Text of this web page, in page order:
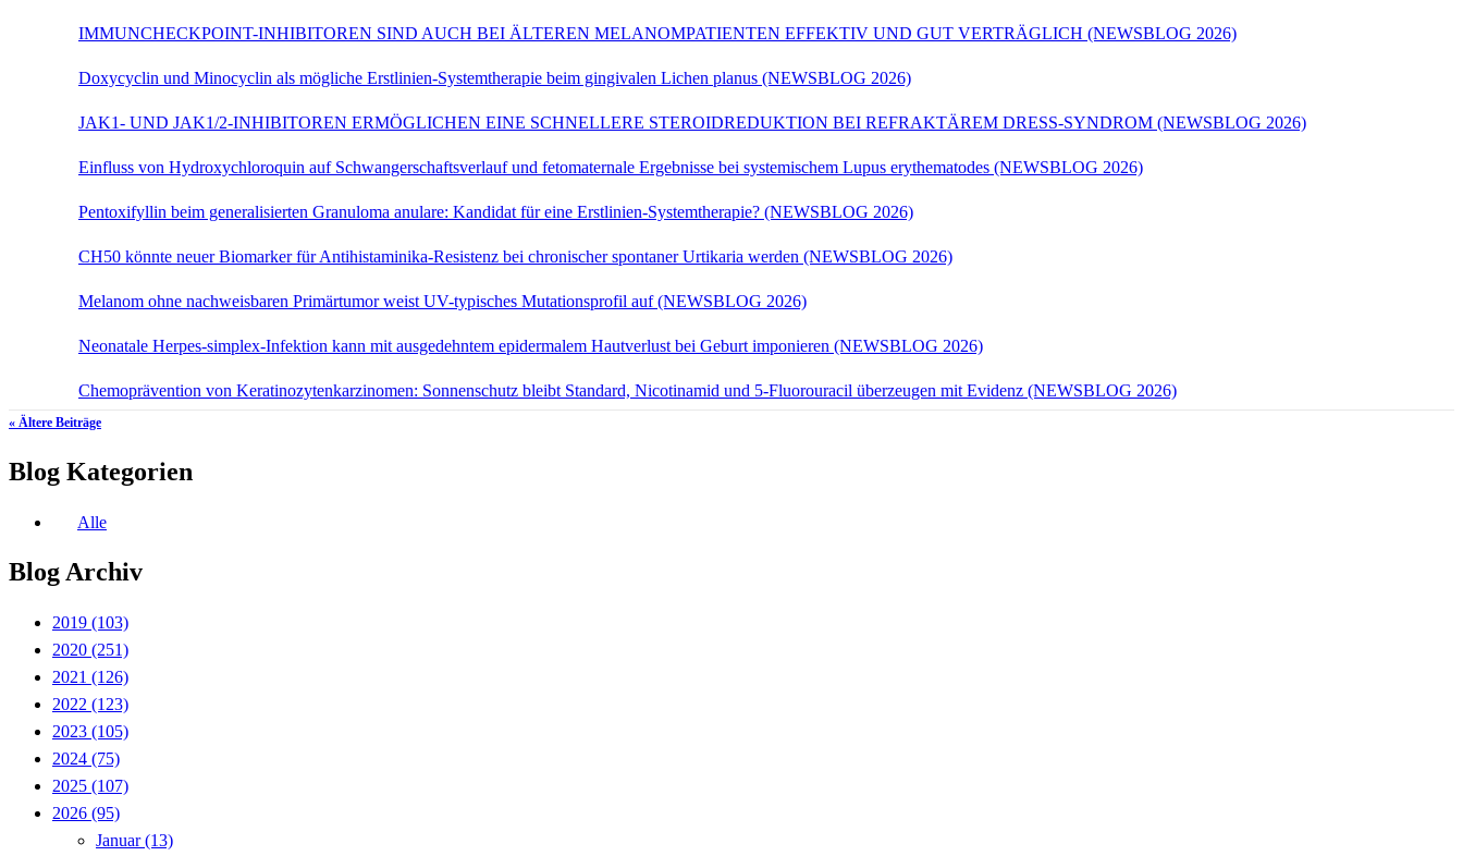
IMMUNCHECKPOINT-INHIBITOREN SIND AUCH BEI ÄLTEREN MELANOMPATIENTEN EFFEKTIV UND GUT VERTRÄGLICH (NEWSBLOG 2026)
Doxycyclin und Minocyclin als mögliche Erstlinien-Systemtherapie beim gingivalen Lichen planus (NEWSBLOG 2026)
JAK1- UND JAK1/2-INHIBITOREN ERMÖGLICHEN EINE SCHNELLERE STEROIDREDUKTION BEI REFRAKTÄREM DRESS-SYNDROM (NEWSBLOG 2026)
Einfluss von Hydroxychloroquin auf Schwangerschaftsverlauf und fetomaternale Ergebnisse bei systemischem Lupus erythematodes (NEWSBLOG 2026)
Pentoxifyllin beim generalisierten Granuloma anulare: Kandidat für eine Erstlinien-Systemtherapie? (NEWSBLOG 2026)
CH50 könnte neuer Biomarker für Antihistaminika-Resistenz bei chronischer spontaner Urtikaria werden (NEWSBLOG 2026)
Melanom ohne nachweisbaren Primärtumor weist UV-typisches Mutationsprofil auf (NEWSBLOG 2026)
Neonatale Herpes-simplex-Infektion kann mit ausgedehntem epidermalem Hautverlust bei Geburt imponieren (NEWSBLOG 2026)
Chemoprävention von Keratinozytenkarzinomen: Sonnenschutz bleibt Standard, Nicotinamid und 5-Fluorouracil überzeugen mit Evidenz (NEWSBLOG 2026)
« Ältere Beiträge
Blog Kategorien
Alle
Blog Archiv
2019 (103)
2020 (251)
2021 (126)
2022 (123)
2023 (105)
2024 (75)
2025 (107)
2026 (95)
Januar(13)